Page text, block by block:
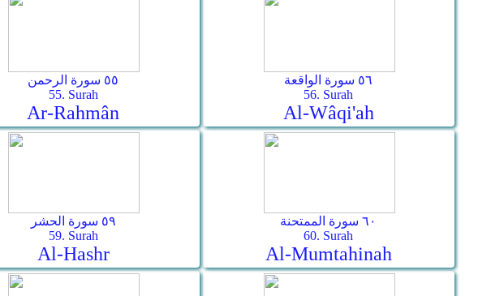
٥٥ سورة الرحمن
55. Surah
Ar-Rahmân
٥٦ سورة الواقعة
56. Surah
Al-Wâqi'ah
٥٩ سورة الحشر
59. Surah
Al-Hashr
٦٠ سورة الممتحنة
60. Surah
Al-Mumtahinah